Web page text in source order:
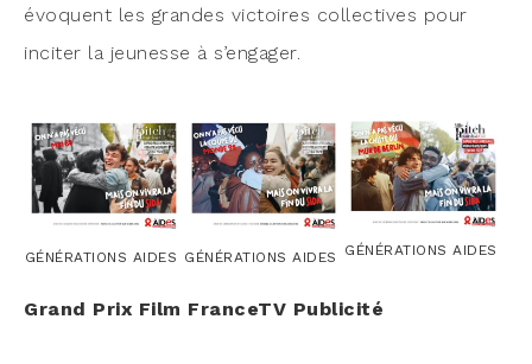
évoquent les grandes vic­toires col­lec­tives pour
inci­ter la jeu­nesse à s’engager.
GÉNÉRATIONS AIDES GÉNÉRATIONS AIDES GÉNÉRATIONS AIDES
Grand Prix Film Fran­ceTV Publicité